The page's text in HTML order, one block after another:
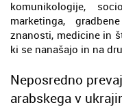
komunikologije,
marketinga,
znanosti, medicine in
ki se nanašajo in na
Neposredno
arabskega v